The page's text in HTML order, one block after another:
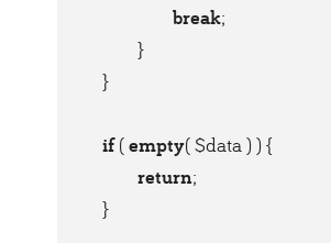
break;
		}
	}
if ( empty( $data ) ) {
return;
	}